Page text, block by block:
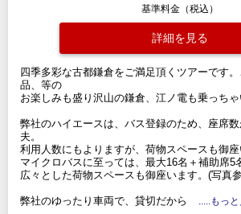
基準料金（税込）
詳細を見る
四季多彩な古都鎌倉をご満足頂くツアーです
品、等の
お楽しみも盛り沢山の鎌倉、江ノ電も乗っちゃ
弊社のハイエースは、バス登録のため、座席
夫。
利用人数にもよりますが、荷物スペースも御
マイクロバスに至っては、最大16名＋補助席5
広々とした荷物スペースも御座います。(写真参
弊社のゆったり車両で、貸切だから .....もっ